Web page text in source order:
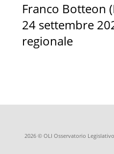
Franco Botteon
24 settembre
regionale
2026 © OLI Osservatorio